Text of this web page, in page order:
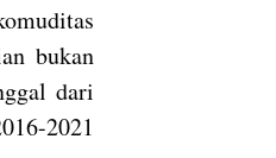
bukan
dari
2021